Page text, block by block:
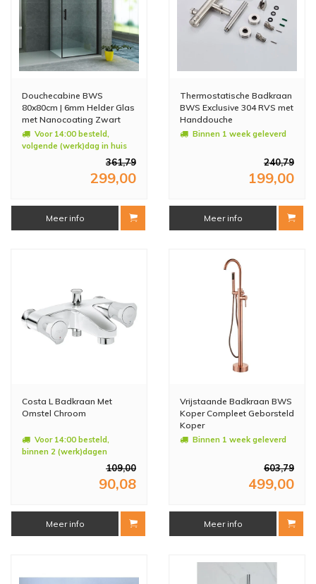
Douchecabine BWS
80x80cm | 6mm Helder Glas
met Nanocoating Zwart
Voor 14:00 besteld,
volgende (werk)dag in huis
361,79
299,00
Meer info
Thermostatische Badkraan
BWS Exclusive 304 RVS met
Handdouche
Binnen 1 week geleverd
240,79
199,00
Meer info
Costa L Badkraan Met
Omstel Chroom
Voor 14:00 besteld,
binnen 2 (werk)dagen
109,00
90,08
Meer info
Vrijstaande Badkraan BWS
Koper Compleet Geborsteld
Koper
Binnen 1 week geleverd
603,79
499,00
Meer info